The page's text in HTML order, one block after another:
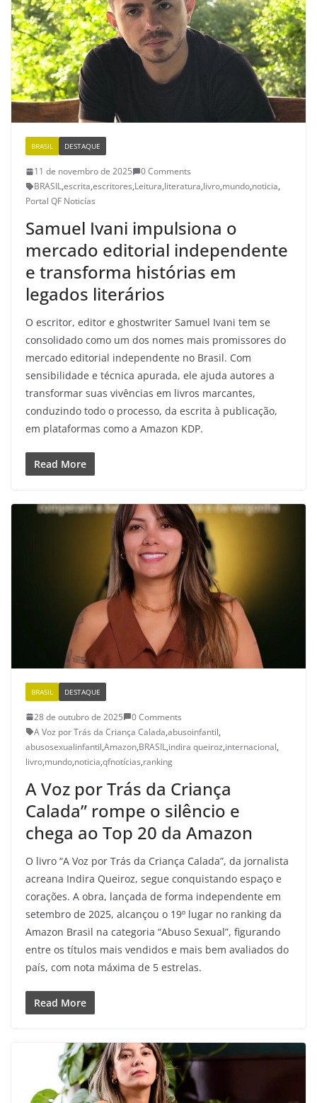
BRASIL DESTAQUE
11 de novembro de 2025
0 Comments
BRASIL,escrita,escritores,Leitura,literatura,livro,mundo,noticia,
Portal QF Noticías
Samuel Ivani impulsiona o
mercado editorial independente
e transforma histórias em
legados literários
O escritor, editor e ghostwriter Samuel Ivani tem se
consolidado como um dos nomes mais promissores do
mercado editorial independente no Brasil. Com
sensibilidade e técnica apurada, ele ajuda autores a
transformar suas vivências em livros marcantes,
conduzindo todo o processo, da escrita à publicação,
em plataformas como a Amazon KDP.
Read More
BRASIL DESTAQUE
28 de outubro de 2025
0 Comments
A Voz por Trás da Criança Calada,abusoinfantil,
abusosexualinfantil,Amazon,BRASIL,indira queiroz,internacional,
livro,mundo,noticia,qfnotícias,ranking
A Voz por Trás da Criança
Calada” rompe o silêncio e
chega ao Top 20 da Amazon
O livro “A Voz por Trás da Criança Calada”, da jornalista
acreana Indira Queiroz, segue conquistando espaço e
corações. A obra, lançada de forma independente em
setembro de 2025, alcançou o 19º lugar no ranking da
Amazon Brasil na categoria “Abuso Sexual”, figurando
entre os títulos mais vendidos e mais bem avaliados do
país, com nota máxima de 5 estrelas.
Read More